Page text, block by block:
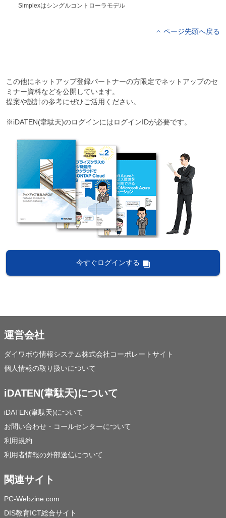
Simplexはシングルコントローラモデル
ページ先頭へ戻る
この他にネットアップ登録パートナーの方限定でネットアップのセ
ミナー資料などを公開しています。
提案や設計の参考にぜひご活用ください。
※iDATEN(韋駄天)のログインにはログインIDが必要です。
今すぐログインする
運営会社
ダイワボウ情報システム株式会社コーポレートサイト
個人情報の取り扱いについて
iDATEN(韋駄天)について
iDATEN(韋駄天)について
お問い合わせ・コールセンターについて
利用規約
利用者情報の外部送信について
関連サイト
PC-Webzine.com
DIS教育ICT総合サイト